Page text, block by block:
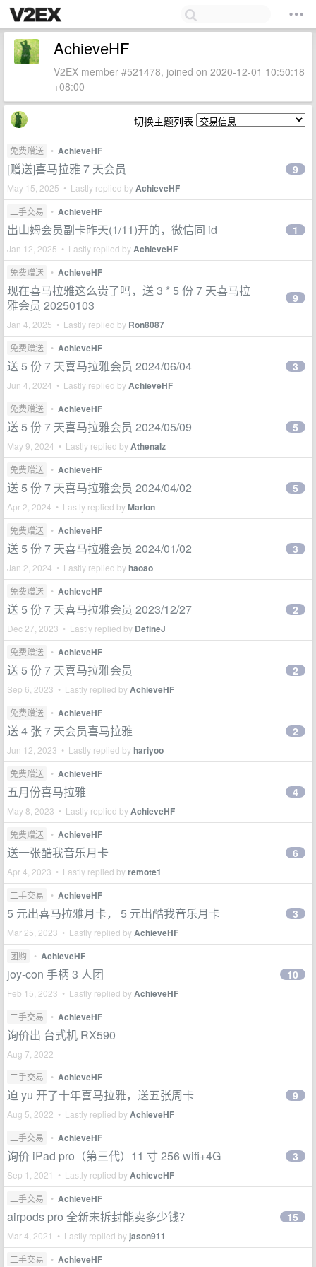
AchieveHF
V2EX member #521478, joined on 2020-12-01 10:50:18
+08:00
切换主题列表
免费赠送 • AchieveHF
[赠送]喜马拉雅 7 天会员
May 15, 2025 • Lastly replied byAchieveHF
9
二手交易 • AchieveHF
出山姆会员副卡昨天(1/11)开的，微信同 id
Jan 12, 2025 • Lastly replied byAchieveHF
1
免费赠送 • AchieveHF
现在喜马拉雅这么贵了吗，送 3 * 5 份 7 天喜马拉
雅会员 20250103
Jan 4, 2025 • Lastly replied by Ron8087
9
免费赠送 • AchieveHF
送 5 份 7 天喜马拉雅会员 2024/06/04
Jun 4, 2024 • Lastly replied byAchieveHF
3
免费赠送 • AchieveHF
送 5 份 7 天喜马拉雅会员 2024/05/09
May 9, 2024 • Lastly replied byAthenalz
5
免费赠送 • AchieveHF
送 5 份 7 天喜马拉雅会员 2024/04/02
Apr 2, 2024 • Lastly replied byMarlon
5
免费赠送 • AchieveHF
送 5 份 7 天喜马拉雅会员 2024/01/02
Jan 2, 2024 • Lastly replied byhaoao
3
免费赠送 • AchieveHF
送 5 份 7 天喜马拉雅会员 2023/12/27
Dec 27, 2023 • Lastly replied by DefineJ
2
免费赠送 • AchieveHF
送 5 份 7 天喜马拉雅会员
Sep 6, 2023 • Lastly replied byAchieveHF
2
免费赠送 • AchieveHF
送 4 张 7 天会员喜马拉雅
Jun 12, 2023 • Lastly replied byhariyoo
2
免费赠送 • AchieveHF
五月份喜马拉雅
May 8, 2023 • Lastly replied byAchieveHF
4
免费赠送 • AchieveHF
送一张酷我音乐月卡
Apr 4, 2023 • Lastly replied byremote1
6
二手交易 • AchieveHF
5 元出喜马拉雅月卡， 5 元出酷我音乐月卡
Mar 25, 2023 • Lastly replied byAchieveHF
3
团购 • AchieveHF
joy-con 手柄 3 人团
Feb 15, 2023 • Lastly replied byAchieveHF
10
二手交易 • AchieveHF
询价出 台式机 RX590
Aug 7, 2022
二手交易
• AchieveHF
迫 yu 开了十年喜马拉雅，送五张周卡
Aug 5, 2022 • Lastly replied byAchieveHF
9
二手交易 • AchieveHF
询价 iPad pro（第三代）11 寸 256 wifi+4G
Sep 1, 2021 • Lastly replied byAchieveHF
3
二手交易 • AchieveHF
airpods pro 全新未拆封能卖多少钱？
Mar 4, 2021 • Lastly replied by jason911
15
二手交易 • AchieveHF